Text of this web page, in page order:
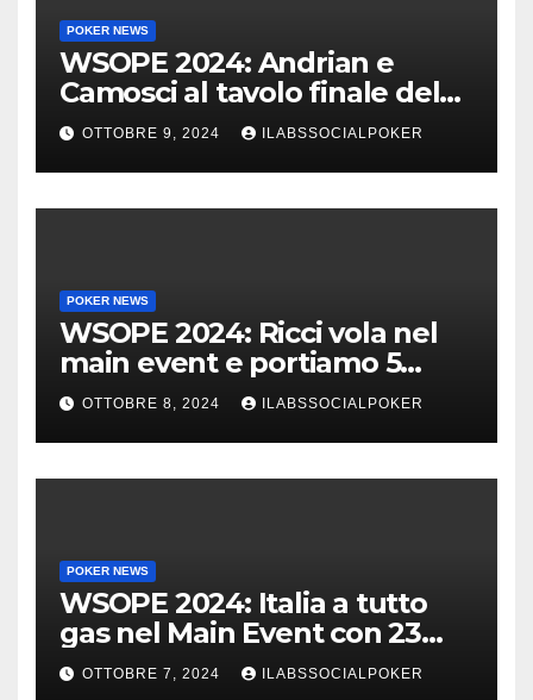
POKER NEWS
WSOPE 2024: Andrian e
Camosci al tavolo finale del
Main, vai Italia!!!
OTTOBRE 9, 2024 ILABSSOCIALPOKER
POKER NEWS
WSOPE 2024: Ricci vola nel
main event e portiamo 5
azzurri al day 4
OTTOBRE 8, 2024 ILABSSOCIALPOKER
POKER NEWS
WSOPE 2024: Italia a tutto
gas nel Main Event con 23
azzurri al day 3
OTTOBRE 7, 2024 ILABSSOCIALPOKER